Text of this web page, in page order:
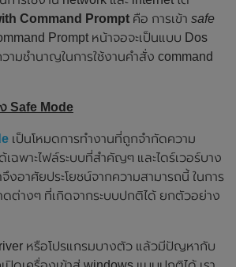
Command Prompt คือ การเข้า safe
Prompt หน้าจอจะเป็นแบบ Dos
ามชำนาญในการใช้งานคำสั่ง command
Safe Mode
เป็นโหมดการทำงานที่ถูกจำกัดความ
เฉพาะไฟล์ระบบที่สำคัญๆ และไดร์เวอร์บาง
จึงอาศัยประโยชน์จากความสามารถนี้ ในการ
ดต่างๆ ที่เกิดจากระบบปกติได้ ยกตัวอย่าง
หรือโปรแกรมบางตัว แล้วมีปัญหากับ